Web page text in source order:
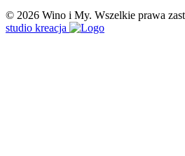
© 2026 Wino i My. Wszelkie prawa
studio kreacja